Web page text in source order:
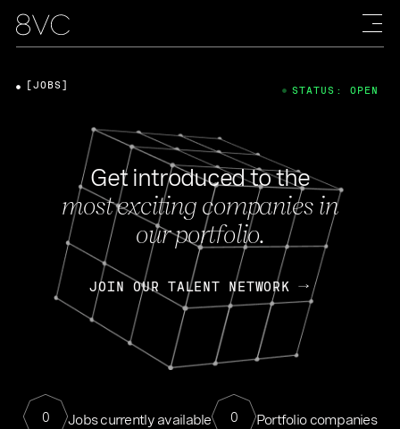
Get introduced to the
most exciting companies in
our portfolio.
JOIN OUR TALENT NETWORK
0 Jobs currently available 0 Portfolio companies
[JOBS] STATUS: OPEN